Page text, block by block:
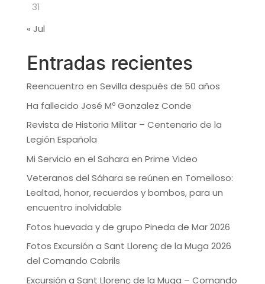
31
« Jul
Entradas recientes
Reencuentro en Sevilla después de 50 años
Ha fallecido José Mº Gonzalez Conde
Revista de Historia Militar – Centenario de la
Legión Española
Mi Servicio en el Sahara en Prime Video
Veteranos del Sáhara se reúnen en Tomelloso:
Lealtad, honor, recuerdos y bombos, para un
encuentro inolvidable
Fotos huevada y de grupo Pineda de Mar 2026
Fotos Excursión a Sant Llorenç de la Muga 2026
del Comando Cabrils
Excursión a Sant Llorenç de la Muga – Comando